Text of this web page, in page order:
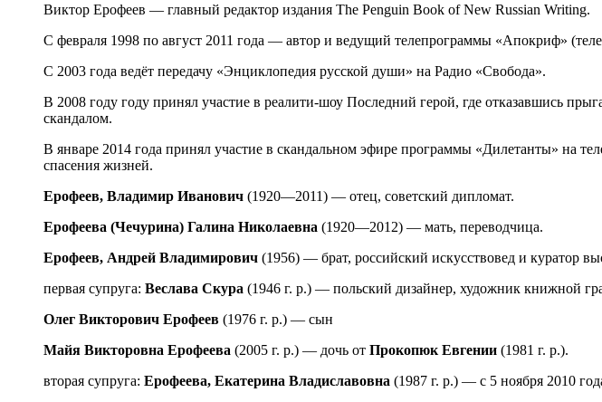
Виктор Ерофеев — главный редактор издания The Penguin Book of New Russian Writing.
С февраля 1998 по август 2011 года — автор и ведущий телепрограммы «Апокриф»
С 2003 года ведёт передачу «Энциклопедия русской души» на Радио «Свобода».
В 2008 году году принял участие в реалити-шоу Последний герой, где отказавшись
скандалом.
В январе 2014 года принял участие в скандальном эфире программы «Дилетанты» на
спасения жизней.
Ерофеев, Владимир Иванович (1920—2011) — отец, советский дипломат.
Ерофеева (Чечурина) Галина Николаевна (1920—2012) — мать, переводчица.
Ерофеев, Андрей Владимирович (1956) — брат, российский искусствовед и куратор
первая супруга: Веслава Скура (1946 г. р.) — польский дизайнер, художник книжной
Олег Викторович Ерофеев (1976 г. р.) — сын
Майя Викторовна Ерофеева (2005 г. р.) — дочь от Прокопюк Евгении (1981 г. р.).
вторая супруга: Ерофеева, Екатерина Владиславовна (1987 г. р.) — с 5 ноября 2010